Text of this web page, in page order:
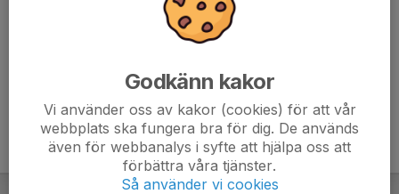
Godkänn kakor
Vi använder oss av kakor (cookies) för att vår
webbplats ska fungera bra för dig. De används
även för webbanalys i syfte att hjälpa oss att
förbättra våra tjänster.
Så använder vi cookies